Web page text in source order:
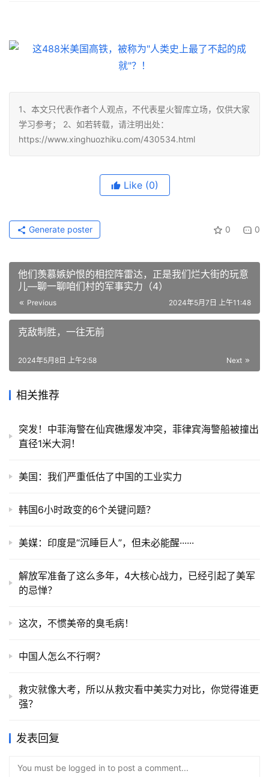
1、本文只代表作者个人观点，不代表星火智库立场，仅供大家
学习参考； 2、如若转载，请注明出处：
https://www.xinghuozhiku.com/430534.html
Like (0)
0 0
Generate poster
他们羡慕嫉妒恨的相控阵雷达，正是我们烂大街的玩意
儿—聊一聊咱们村的军事实力（4）
Previous 2024年5月7日 上午11:48
克敌制胜，一往无前
Next
2024年5月8日 上午2:58
相关推荐
突发！中菲海警在仙宾礁爆发冲突，菲律宾海警船被撞出
直径1米大洞！
美国：我们严重低估了中国的工业实力
韩国6小时政变的6个关键问题？
美媒：印度是“沉睡巨人”，但未必能醒······
解放军准备了这么多年，4大核心战力，已经引起了美军
的忌惮？
这次，不惯美帝的臭毛病！
中国人怎么不行啊？
救灾就像大考，所以从救灾看中美实力对比，你觉得谁更
强？
发表回复
You must be logged in to post a comment...